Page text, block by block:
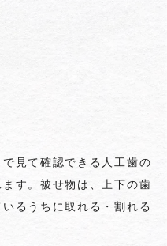
見て確認できる人工歯の
す。被せ物は、上下の歯
るうちに取れる・割れる